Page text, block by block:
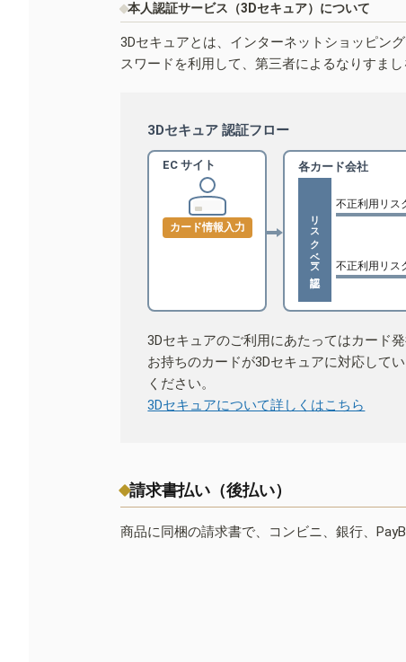
本人認証サービス（3Dセキュア）について
3Dセキュアとは、インターネットショッピン
スワードを利用して、第三者によるなりすま
3Dセキュア 認証フロー
EC サイト
カード情報入力
各カード会社
リスクベース認証
不正利用リス
不正利用リス
3Dセキュアのご利用にあたってはカード
お持ちのカードが3Dセキュアに対応して
ください。
3Dセキュアについて詳しくはこちら
請求書払い（後払い）
商品に同梱の請求書で、コンビニ、銀行、